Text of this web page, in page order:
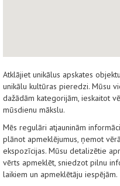
Atklājiet unikālus apskates
unikālu kultūras pieredzi. Mūsu
dažādām kategorijām, ieskaitot
mūsdienu mākslu.
Mēs regulāri atjauninām
plānot apmeklējumus, ņemot
ekspozīcijas. Mūsu detalizētie
vērts apmeklēt, sniedzot pilnu
laikiem un apmeklētāju iespējām.